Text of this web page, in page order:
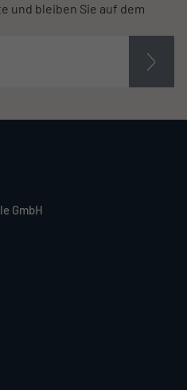
und bleiben Sie auf dem
GmbH